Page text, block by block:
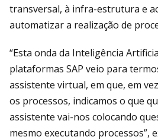
transversal, à infra-estrutura e
automatizar a realização de
“Esta onda da Inteligência
plataformas SAP veio para
assistente virtual, em que, em
os processos, indicamos o que
assistente vai-nos colocando
mesmo executando processos”,